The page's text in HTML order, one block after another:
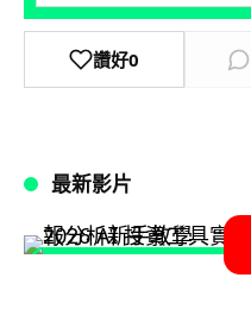
讚好0
最新影片